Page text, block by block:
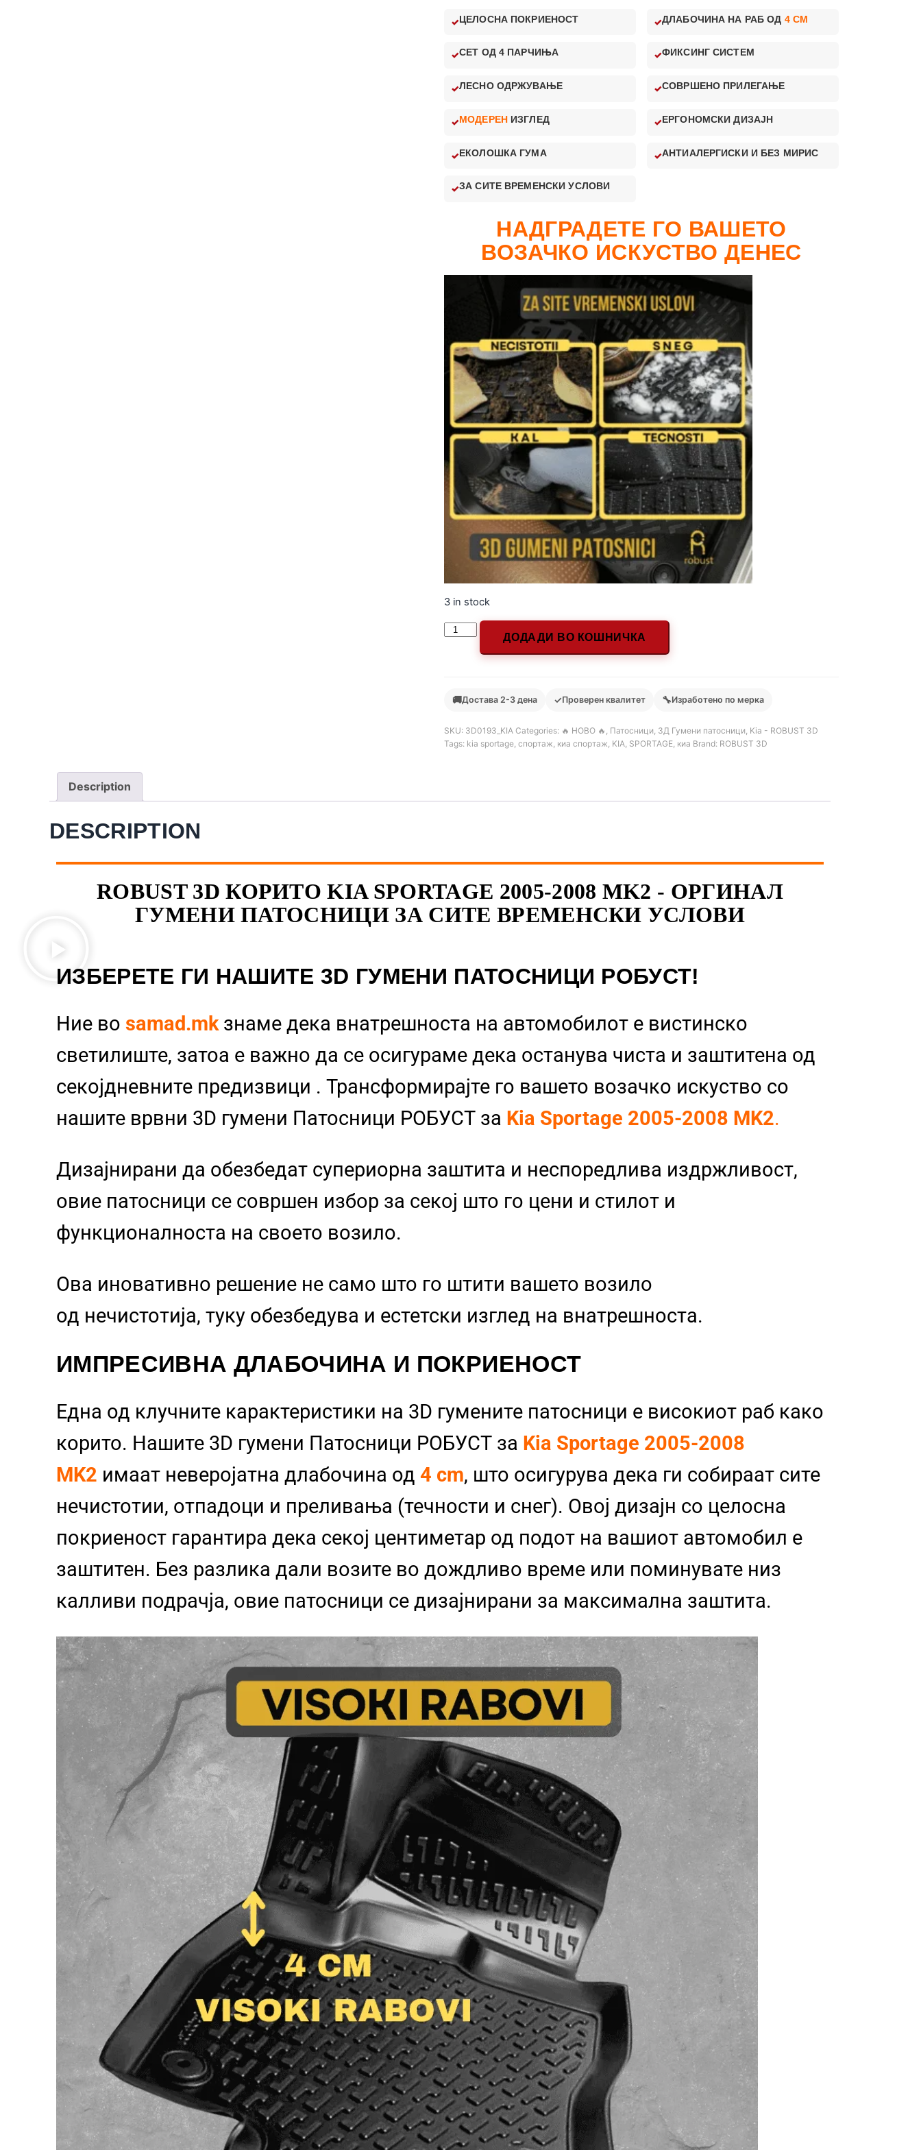
ЦЕЛОСНА ПОКРИЕНОСТ ДЛАБОЧИНА НА РАБ ОД 4 CM
СЕТ ОД 4 ПАРЧИЊА ФИКСИНГ СИСТЕМ
ЛЕСНО ОДРЖУВАЊЕ СОВРШЕНО ПРИЛЕГАЊЕ
МОДЕРЕН ИЗГЛЕД ЕРГОНОМСКИ ДИЗАЈН
ЕКОЛОШКА ГУМА АНТИАЛЕРГИСКИ И БЕЗ МИРИС
ЗА СИТЕ ВРЕМЕНСКИ УСЛОВИ
НАДГРАДЕТЕ ГО ВАШЕТО
ВОЗАЧКО ИСКУСТВО ДЕНЕС
3 in stock
ДОДАДИ ВО КОШНИЧКА
🚚Достава 2-3 дена ✓Проверен квалитет 🔧Изработено по мерка
SKU: 3D0193_KIA Categories: 🔥 НОВО 🔥 Патосници 3Д Гумени патосници Kia - ROBUST 3D
Tags: kia sportage спортаж киа спортаж KIA SPORTAGE киа Brand: ROBUST 3D
Description
DESCRIPTION
ROBUST 3D КОРИТО KIA SPORTAGE 2005-2008 MK2 - ОРГИНАЛ
ГУМЕНИ ПАТОСНИЦИ ЗА СИТЕ ВРЕМЕНСКИ УСЛОВИ
ИЗБЕРЕТЕ ГИ НАШИТЕ 3D ГУМЕНИ ПАТОСНИЦИ РОБУСТ!
Ние во samad.mk знаме дека внатрешноста на автомобилот е вистинско
светилиште, затоа е важно да се осигураме дека останува чиста и заштитена од
секојдневните предизвици . Трансформирајте го вашето возачко искуство со
нашите врвни 3D гумени Патосници РОБУСТ за Kia Sportage 2005-2008 MK2.
Дизајнирани да обезбедат супериорна заштита и неспоредлива издржливост,
овие патосници се совршен избор за секој што го цени и стилот и
функционалноста на своето возило.
Ова иновативно решение не само што го штити вашето возило
од нечистотија, туку обезбедува и естетски изглед на внатрешноста.
ИМПРЕСИВНА ДЛАБОЧИНА И ПОКРИЕНОСТ
Една од клучните карактеристики на 3D гумените патосници е високиот раб како
корито. Нашите 3D гумени Патосници РОБУСТ за Kia Sportage 2005-2008
MK2 имаат неверојатна длабочина од 4 cm, што осигурува дека ги собираат сите
нечистотии, отпадоци и преливања (течности и снег). Овој дизајн со целосна
покриеност гарантира дека секој центиметар од подот на вашиот автомобил е
заштитен. Без разлика дали возите во дождливо време или поминувате низ
калливи подрачја, овие патосници се дизајнирани за максимална заштита.